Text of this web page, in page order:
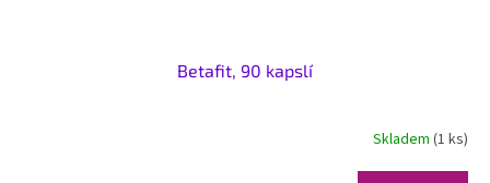
Betafit, 90 kapslí
Skladem (1 ks)